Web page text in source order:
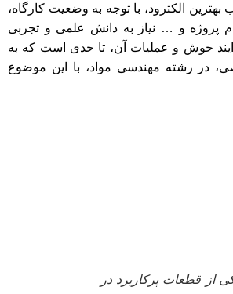
بهترین الکترود، با توجه به وضعیت کارگاه،
پروژه و … نیاز به دانش علمی و تجربی
جوش و عملیات آن، تا حدی است که به
در رشته مهندسی مواد، با این موضوع
از قطعات پرکاربرد در